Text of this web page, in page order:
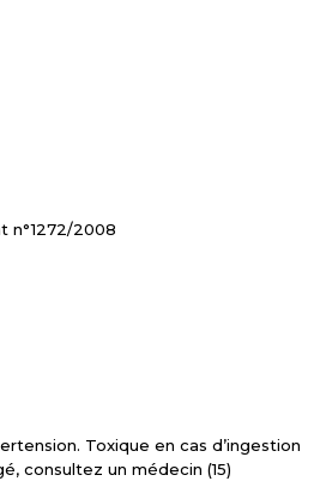
n°1272/2008
Toxique en cas d’ingestion
consultez un médecin (15)